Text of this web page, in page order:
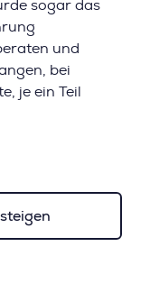
sogar das
und
bei
je ein Teil